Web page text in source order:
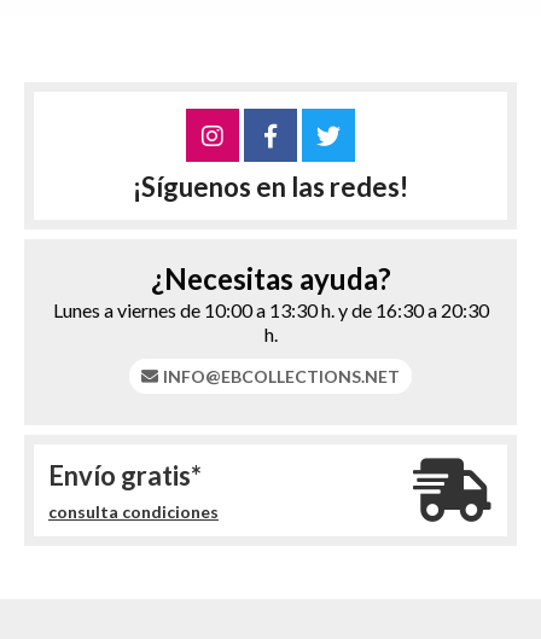
¡Síguenos en las redes!
¿Necesitas ayuda?
Lunes a viernes de 10:00 a 13:30 h. y de 16:30 a 20:30
h.
INFO@EBCOLLECTIONS.NET
Envío gratis*
consulta condiciones